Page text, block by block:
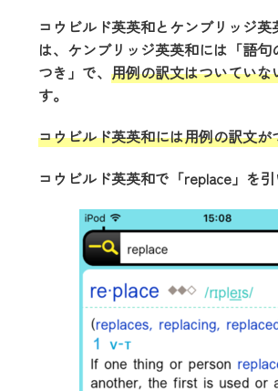
コウビルド英英和とケンブリッジ英
は、ケンブリッジ英英和には「語
つき」で、 用例の訳文はついていな
す。
コウビルド英英和には用例の訳文が
コウビルド英英和で「replace」を引